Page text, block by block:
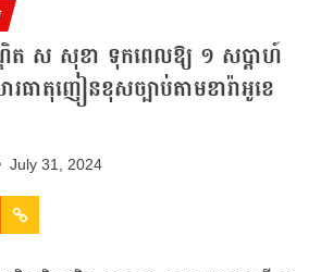
ឌិត ស សុខា ទុកពេលឱ្យ ១ សប្ដាហ៍
ធាតុញៀនខុសច្បាប់តាមខារ៉ាអូខេ
July 31, 2024